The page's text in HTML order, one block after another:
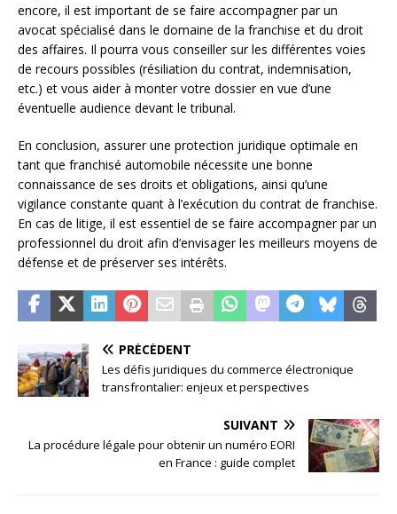
encore, il est important de se faire accompagner par un
avocat spécialisé dans le domaine de la franchise et du droit
des affaires. Il pourra vous conseiller sur les différentes voies
de recours possibles (résiliation du contrat, indemnisation,
etc.) et vous aider à monter votre dossier en vue d’une
éventuelle audience devant le tribunal.
En conclusion, assurer une protection juridique optimale en
tant que franchisé automobile nécessite une bonne
connaissance de ses droits et obligations, ainsi qu’une
vigilance constante quant à l’exécution du contrat de franchise.
En cas de litige, il est essentiel de se faire accompagner par un
professionnel du droit afin d’envisager les meilleurs moyens de
défense et de préserver ses intérêts.
PRÉCÉDENT
Les défis juridiques du commerce électronique
transfrontalier: enjeux et perspectives
SUIVANT
La procédure légale pour obtenir un numéro EORI
en France : guide complet